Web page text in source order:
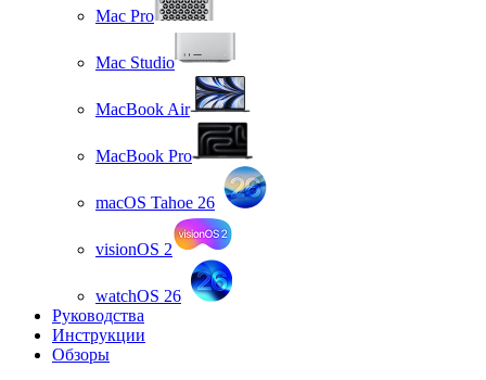
Mac Pro
Mac Studio
MacBook Air
MacBook Pro
macOS Tahoe 26
visionOS 2
watchOS 26
Руководства
Инструкции
Обзоры